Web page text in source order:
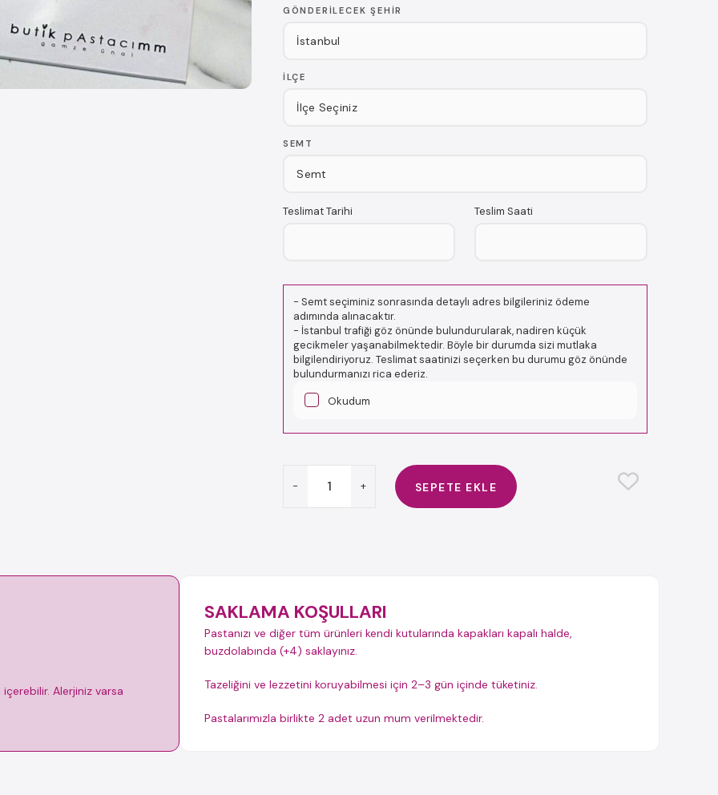
GÖNDERILECEK ŞEHIR
İLÇE
SEMT
Teslimat Tarihi Teslim Saati
- Semt seçiminiz sonrasında detaylı adres bilgileriniz ödeme
adımında alınacaktır.
- İstanbul trafiği göz önünde bulundurularak, nadiren küçük
gecikmeler yaşanabilmektedir. Böyle bir durumda sizi mutlaka
bilgilendiriyoruz. Teslimat saatinizi seçerken bu durumu göz önünde
bulundurmanızı rica ederiz.
Okudum
- + SEPETE EKLE
Alerjiniz varsa
SAKLAMA KOŞULLARI
Pastanızı ve diğer tüm ürünleri kendi kutularında kapakları kapalı halde,
buzdolabında (+4) saklayınız.
Tazeliğini ve lezzetini koruyabilmesi için 2–3 gün içinde tüketiniz.
Pastalarımızla birlikte 2 adet uzun mum verilmektedir.